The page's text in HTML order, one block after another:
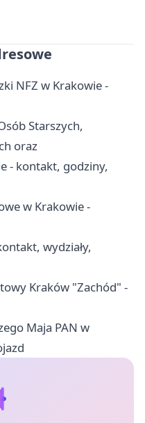
NFZ w Krakowie -
Starszych,
oraz
- kontakt, godziny,
w Krakowie -
wydziały,
Kraków "Zachód" -
Maja PAN w